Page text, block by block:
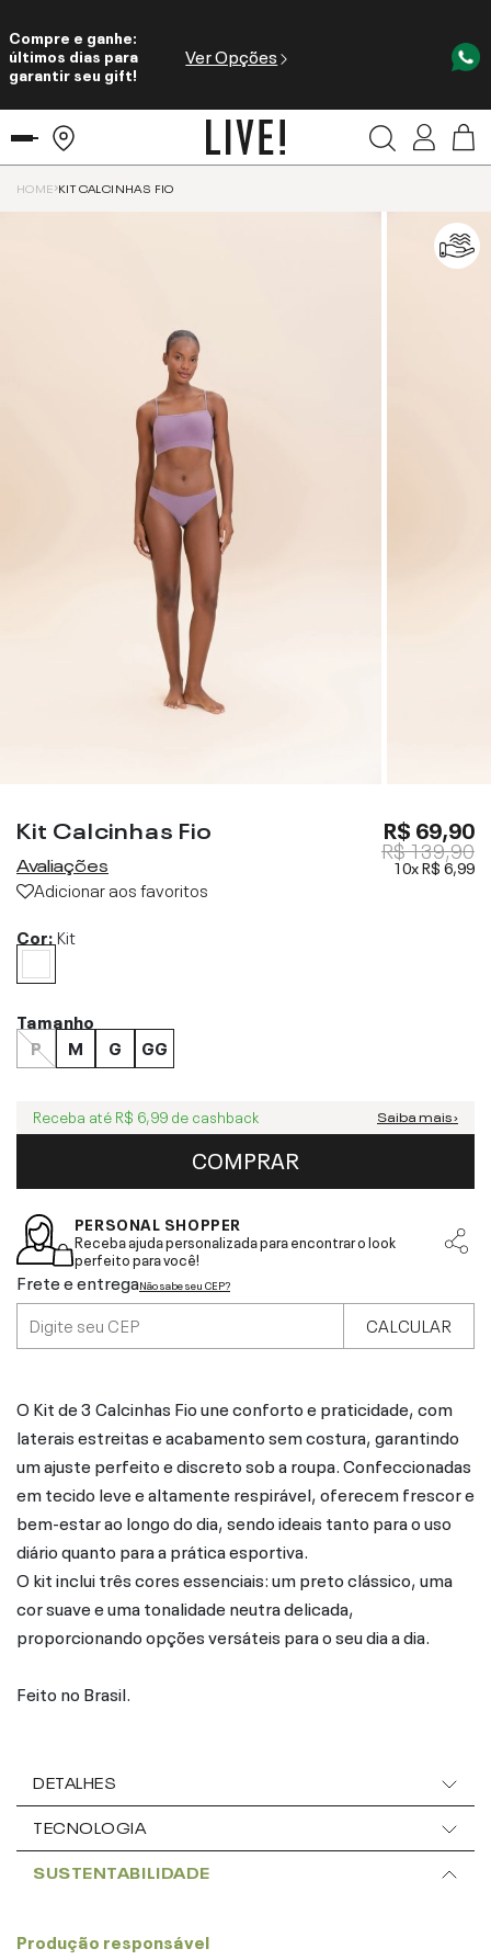
Compre e ganhe:
últimos dias para
garantir seu gift!
Ver Opções
HOME KIT CALCINHAS FIO
Kit Calcinhas Fio
Avaliações
Adicionar aos favoritos
R$ 69,90
R$ 139,90
10xR$ 6,99
Cor:Kit
Tamanho
P
M G GG
Receba até R$ 6,99 de cashback Saiba mais ›
COMPRAR
PERSONAL SHOPPER
Receba ajuda personalizada para encontrar o look
perfeito para você!
Frete e entregaNão sabe seu CEP?
CALCULAR
O Kit de 3 Calcinhas Fio une conforto e praticidade, com
laterais estreitas e acabamento sem costura, garantindo
um ajuste perfeito e discreto sob a roupa. Confeccionadas
em tecido leve e altamente respirável, oferecem frescor e
bem-estar ao longo do dia, sendo ideais tanto para o uso
diário quanto para a prática esportiva.
O kit inclui três cores essenciais: um preto clássico, uma
cor suave e uma tonalidade neutra delicada,
proporcionando opções versáteis para o seu dia a dia.
Feito no Brasil.
DETALHES
TECNOLOGIA
SUSTENTABILIDADE
Produção responsável